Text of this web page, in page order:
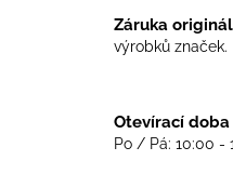
Záruka
výrobků značek.
Otevírací doba
Po / Pá: 10:00 -